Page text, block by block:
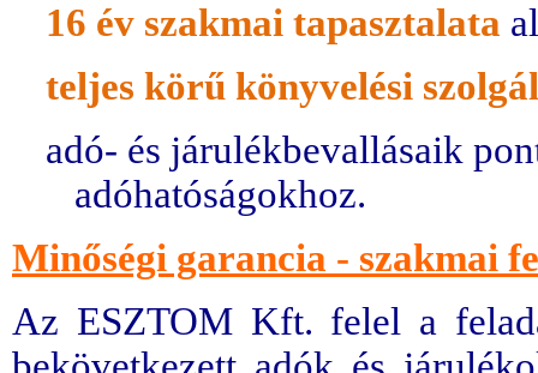
16 év szakmai tapasztalata
teljes körű könyvelési
adó- és járulékbevallásaik
adóhatóságokhoz.
Minőségi garancia - szakmai
Az ESZTOM Kft. felel a